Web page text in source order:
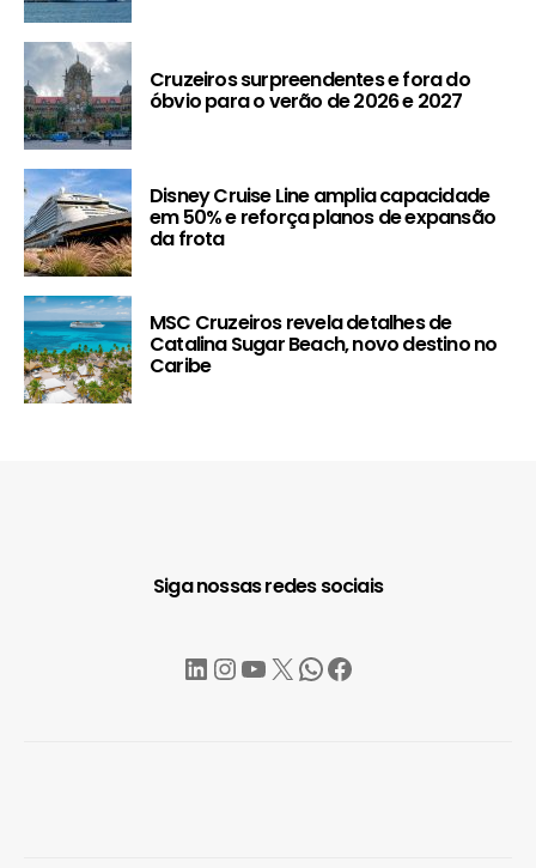
Cruzeiros surpreendentes e fora do
óbvio para o verão de 2026 e 2027
Disney Cruise Line amplia capacidade
em 50% e reforça planos de expansão
da frota
MSC Cruzeiros revela detalhes de
Catalina Sugar Beach, novo destino no
Caribe
Siga nossas redes sociais
LinkedIn
Instagram
YouTube
X WhatsApp
Facebook